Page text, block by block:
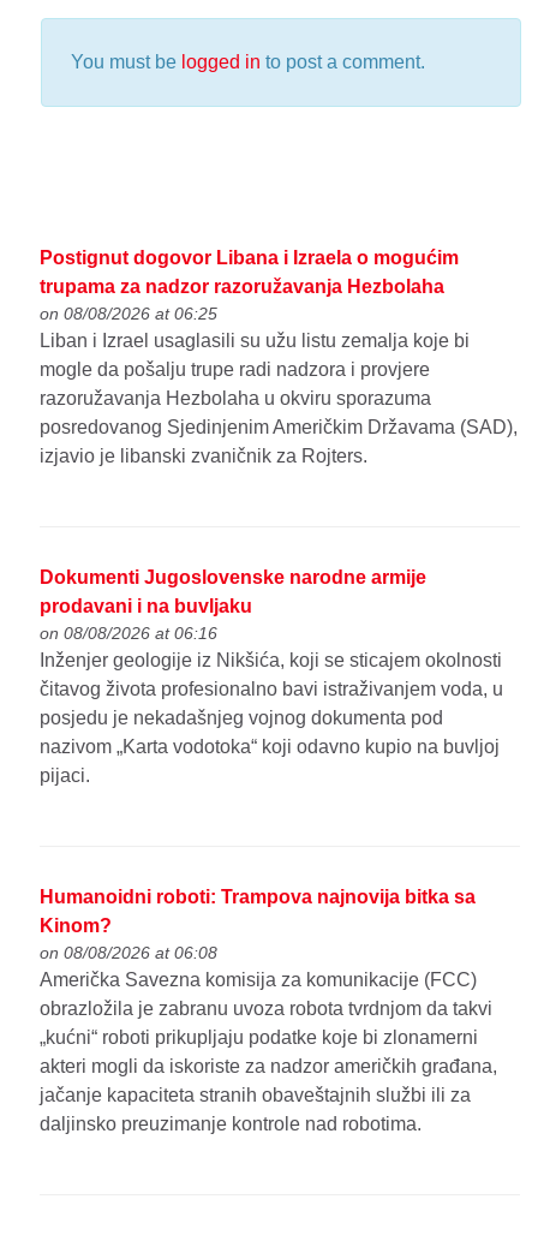
You must be logged in to post a comment.
Postignut dogovor Libana i Izraela o mogućim
trupama za nadzor razoružavanja Hezbolaha
on 08/08/2026 at 06:25
Liban i Izrael usaglasili su užu listu zemalja koje bi
mogle da pošalju trupe radi nadzora i provjere
razoružavanja Hezbolaha u okviru sporazuma
posredovanog Sjedinjenim Američkim Državama (SAD),
izjavio je libanski zvaničnik za Rojters.
Dokumenti Jugoslovenske narodne armije
prodavani i na buvljaku
on 08/08/2026 at 06:16
Inženjer geologije iz Nikšića, koji se sticajem okolnosti
čitavog života profesionalno bavi istraživanjem voda, u
posjedu je nekadašnjeg vojnog dokumenta pod
nazivom „Karta vodotoka“ koji odavno kupio na buvljoj
pijaci.
Humanoidni roboti: Trampova najnovija bitka sa
Kinom?
on 08/08/2026 at 06:08
Američka Savezna komisija za komunikacije (FCC)
obrazložila je zabranu uvoza robota tvrdnjom da takvi
„kućni“ roboti prikupljaju podatke koje bi zlonamerni
akteri mogli da iskoriste za nadzor američkih građana,
jačanje kapaciteta stranih obaveštajnih službi ili za
daljinsko preuzimanje kontrole nad robotima.